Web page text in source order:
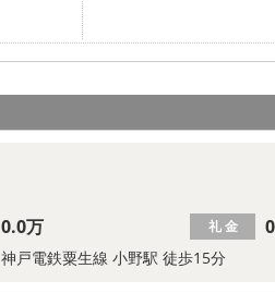
神戸電鉄粟生線 小野駅 徒歩15分
0.0万 礼 金